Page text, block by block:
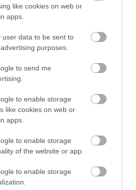
like cookies on web or
apps.
user data to be sent to
purposes.
to send me
to enable storage
like cookies on web or
apps.
to enable storage
of the website or app.
to enable storage
Porsche viszont kiesett
nagy sebességgel érkezett
és már nem tudta elkerülni
Porschéval. A felügyelők
után
Schall számára nem
ütközés elkerülésére. „A